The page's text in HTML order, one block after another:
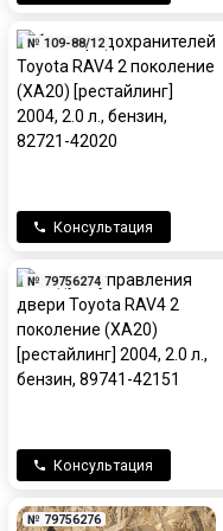
№ 109-88/12
Консультация
№ 79756274
Консультация
№ 79756276